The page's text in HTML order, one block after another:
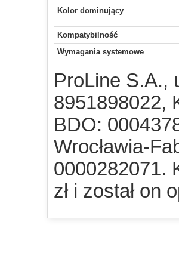
Kolor dominujący
Kompatybilność
Wymagania systemowe
ProLine S.A.,
8951898022,
BDO:
Wrocławia-
0000282071.
zł i został on